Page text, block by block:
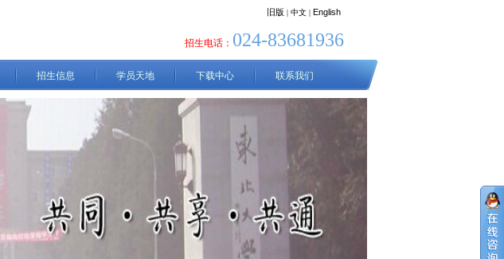
旧版 | 中文 | English
招生电话： 024-83681936
招生信息 学员天地 下载中心 联系我们